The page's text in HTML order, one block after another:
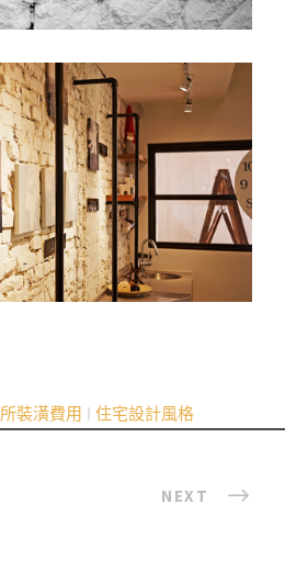
裝潢費用 住宅設計風格
NEXT